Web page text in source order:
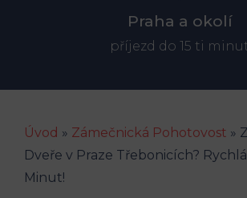
Praha a okolí
příjezd do 15 ti
Úvod » Zámečnická Pohotovost »
Dveře v Praze Třebonicích?
Minut!